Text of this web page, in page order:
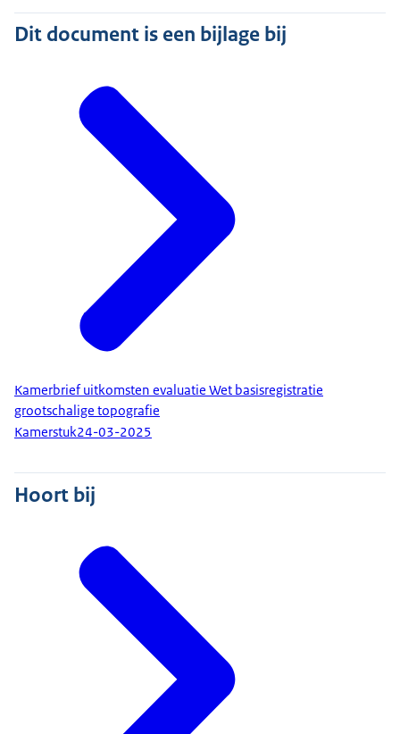
Dit document is een bijlage bij
Kamerbrief uitkomsten evaluatie Wet basisregistratie
grootschalige topografie
Kamerstuk24-03-2025
Hoort bij